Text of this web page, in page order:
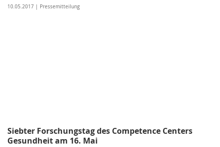
10.05.2017 | Pressemitteilung
Siebter Forschungstag des Competence Centers
Gesundheit am 16. Mai